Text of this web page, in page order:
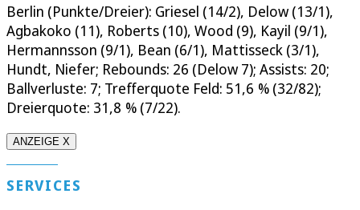
Berlin (Punkte/Dreier): Griesel (14/2), Delow (13/1),
Agbakoko (11), Roberts (10), Wood (9), Kayil (9/1),
Hermannsson (9/1), Bean (6/1), Mattisseck (3/1),
Hundt, Niefer; Rebounds: 26 (Delow 7); Assists: 20;
Ballverluste: 7; Trefferquote Feld: 51,6 % (32/82);
Dreierquote: 31,8 % (7/22).
ANZEIGE X
SERVICES